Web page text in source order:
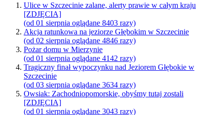
Ulice w Szczecinie zalane, alerty prawie w całym kraju
[ZDJĘCIA]
(od 01 sierpnia oglądane 8403 razy)
Akcja ratunkowa na jeziorze Głębokim w Szczecinie
(od 02 sierpnia oglądane 4846 razy)
Pożar domu w Mierzynie
(od 01 sierpnia oglądane 4142 razy)
Tragiczny finał wypoczynku nad Jeziorem Głębokie w
Szczecinie
(od 03 sierpnia oglądane 3634 razy)
Owsiak: Zachodniopomorskie, obyśmy tutaj zostali
[ZDJĘCIA]
(od 01 sierpnia oglądane 3043 razy)